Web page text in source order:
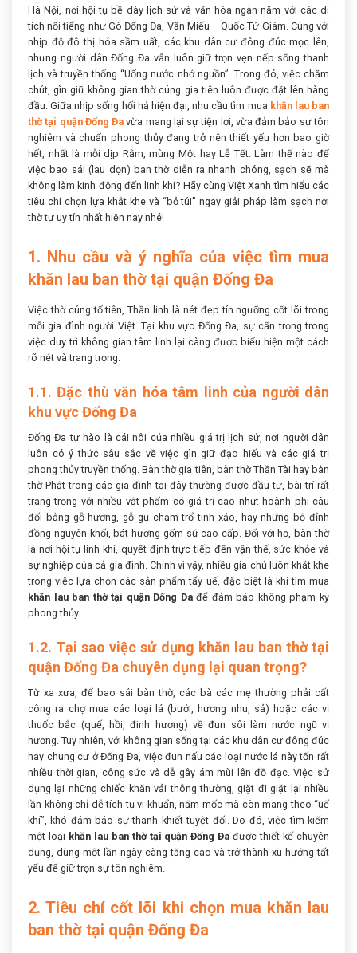
Hà Nội, nơi hội tụ bề dày lịch sử và văn hóa ngàn năm với các di
tích nổi tiếng như Gò Đống Đa, Văn Miếu – Quốc Tử Giám. Cùng với
nhịp độ đô thị hóa sầm uất, các khu dân cư đông đúc mọc lên,
nhưng người dân Đống Đa vẫn luôn giữ trọn vẹn nếp sống thanh
lịch và truyền thống “Uống nước nhớ nguồn”. Trong đó, việc chăm
chút, gìn giữ không gian thờ cúng gia tiên luôn được đặt lên hàng
đầu. Giữa nhịp sống hối hả hiện đại, nhu cầu tìm mua khăn lau ban
thờ tại quận Đống Đa vừa mang lại sự tiện lợi, vừa đảm bảo sự tôn
nghiêm và chuẩn phong thủy đang trở nên thiết yếu hơn bao giờ
hết, nhất là mỗi dịp Rằm, mùng Một hay Lễ Tết. Làm thế nào để
việc bao sái (lau dọn) ban thờ diễn ra nhanh chóng, sạch sẽ mà
không làm kinh động đến linh khí? Hãy cùng Việt Xanh tìm hiểu các
tiêu chí chọn lựa khắt khe và “bỏ túi” ngay giải pháp làm sạch nơi
thờ tự uy tín nhất hiện nay nhé!
1. Nhu cầu và ý nghĩa của việc tìm mua
khăn lau ban thờ tại quận Đống Đa
Việc thờ cúng tổ tiên, Thần linh là nét đẹp tín ngưỡng cốt lõi trong
mỗi gia đình người Việt. Tại khu vực Đống Đa, sự cẩn trọng trong
việc duy trì không gian tâm linh lại càng được biểu hiện một cách
rõ nét và trang trọng.
1.1. Đặc thù văn hóa tâm linh của người dân
khu vực Đống Đa
Đống Đa tự hào là cái nôi của nhiều giá trị lịch sử, nơi người dân
luôn có ý thức sâu sắc về việc gìn giữ đạo hiếu và các giá trị
phong thủy truyền thống. Bàn thờ gia tiên, bàn thờ Thần Tài hay bàn
thờ Phật trong các gia đình tại đây thường được đầu tư, bài trí rất
trang trọng với nhiều vật phẩm có giá trị cao như: hoành phi câu
đối bằng gỗ hương, gỗ gụ chạm trổ tinh xảo, hay những bộ đỉnh
đồng nguyên khối, bát hương gốm sứ cao cấp. Đối với họ, bàn thờ
là nơi hội tụ linh khí, quyết định trực tiếp đến vận thế, sức khỏe và
sự nghiệp của cả gia đình. Chính vì vậy, nhiều gia chủ luôn khắt khe
trong việc lựa chọn các sản phẩm tẩy uế, đặc biệt là khi tìm mua
khăn lau ban thờ tại quận Đống Đađể đảm bảo không phạm kỵ
phong thủy.
1.2. Tại sao việc sử dụng khăn lau ban thờ tại
quận Đống Đa chuyên dụng lại quan trọng?
Từ xa xưa, để bao sái bàn thờ, các bà các mẹ thường phải cất
công ra chợ mua các loại lá (bưởi, hương nhu, sả) hoặc các vị
thuốc bắc (quế, hồi, đinh hương) về đun sôi làm nước ngũ vị
hương. Tuy nhiên, với không gian sống tại các khu dân cư đông đúc
hay chung cư ở Đống Đa, việc đun nấu các loại nước lá này tốn rất
nhiều thời gian, công sức và dễ gây ám mùi lên đồ đạc. Việc sử
dụng lại những chiếc khăn vải thông thường, giặt đi giặt lại nhiều
lần không chỉ dễ tích tụ vi khuẩn, nấm mốc mà còn mang theo “uế
khí”, khó đảm bảo sự thanh khiết tuyệt đối. Do đó, việc tìm kiếm
một loại khăn lau ban thờ tại quận Đống Đa được thiết kế chuyên
dụng, dùng một lần ngày càng tăng cao và trở thành xu hướng tất
yếu để giữ trọn sự tôn nghiêm.
2. Tiêu chí cốt lõi khi chọn mua khăn lau
ban thờ tại quận Đống Đa